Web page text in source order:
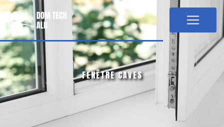
Panneau de gestion des cookies
FENÊTRE CAVES